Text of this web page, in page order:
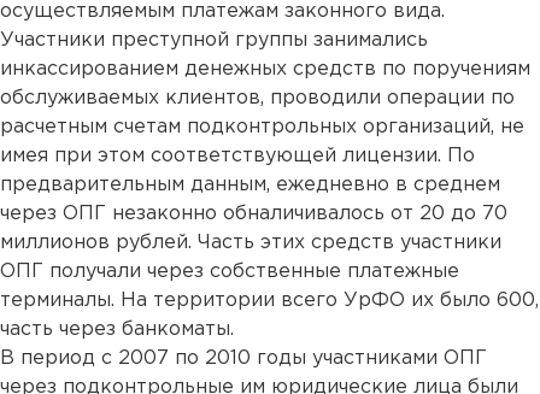
осуществляемым платежам законного вида.
Участники преступной группы занимались
инкассированием денежных средств по поручениям
обслуживаемых клиентов, проводили операции по
расчетным счетам подконтрольных организаций, не
имея при этом соответствующей лицензии. По
предварительным данным, ежедневно в среднем
через ОПГ незаконно обналичивалось от 20 до 70
миллионов рублей. Часть этих средств участники
ОПГ получали через собственные платежные
терминалы. На территории всего УрФО их было 600,
часть через банкоматы.
В период с 2007 по 2010 годы участниками ОПГ
через подконтрольные им юридические лица были